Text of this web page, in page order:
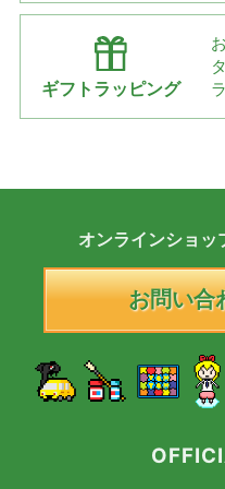
ギフトラッピング
オンラインショッ
お問い合